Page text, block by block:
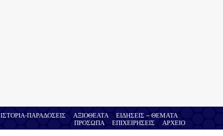
ΙΣΤΟΡΙΑ-ΠΑΡΑΔΟΣΕΙΣ ΑΞΙΟΘΕΑΤΑ
ΕΙΔΗΣΕΙΣ – ΘΕΜΑΤΑ
ΠΡΟΣΩΠΑ
ΕΠΙΧΕΙΡΗΣΕΙΣ ΑΡΧΕΙΟ